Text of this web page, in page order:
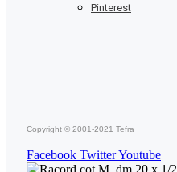
Pinterest
Copyright © 2001-2021 Tefra
Facebook TwitterYoutube